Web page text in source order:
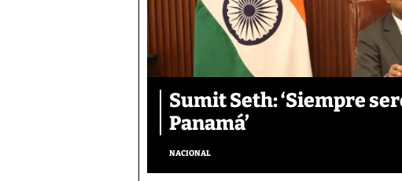
Sumit Seth: ‘Siempre
Panamá’
NACIONAL